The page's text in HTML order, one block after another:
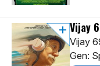
Vijay
Vijay
Gen: